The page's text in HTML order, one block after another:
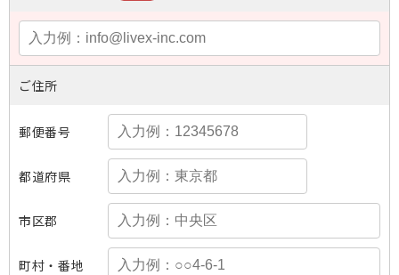
ご住所
郵便番号
都道府県
市区郡
町村・番地